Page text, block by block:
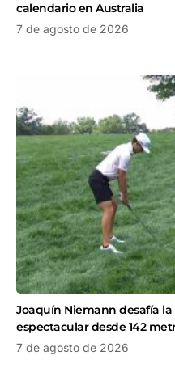
calendario en Australia
7 de agosto de 2026
Joaquín Niemann desafía
espectacular desde 142
7 de agosto de 2026